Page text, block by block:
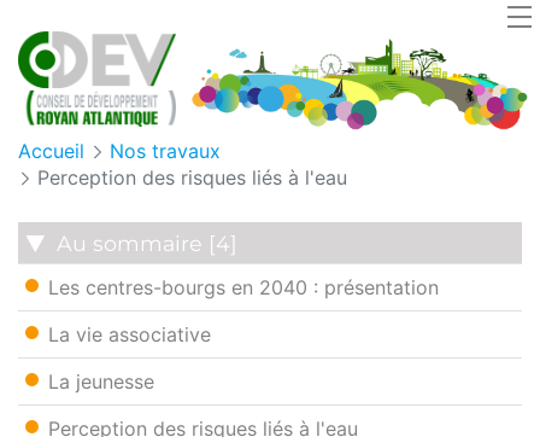
Accueil
Nos travaux
Perception des risques liés à l'eau
Au sommaire [4]
Les centres-bourgs en 2040 : présentation
La vie associative
La jeunesse
Perception des risques liés à l'eau